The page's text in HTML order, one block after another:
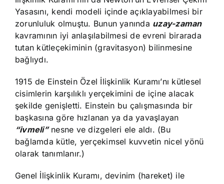
Yasasını, kendi modeli içinde açıklayabilmesi bir
zorunluluk olmuştu. Bunun yanında uzay-zaman
kavramının iyi anlaşılabilmesi de evreni birarada
tutan kütleçekiminin (gravitasyon) bilinmesine
bağlıydı.
1915 de Einstein Özel İlişkinlik Kuramı’nı kütlesel
cisimlerin karşılıklı yerçekimini de içine alacak
şekilde genişletti. Einstein bu çalışmasında bir
başkasına göre hızlanan ya da yavaşlayan
“ivmeli”nesne ve dizgeleri ele aldı. (Bu
bağlamda kütle, yerçekimsel kuvvetin nicel yönü
olarak tanımlanır.)
Genel İlişkinlik Kuramı, devinim (hareket) ile